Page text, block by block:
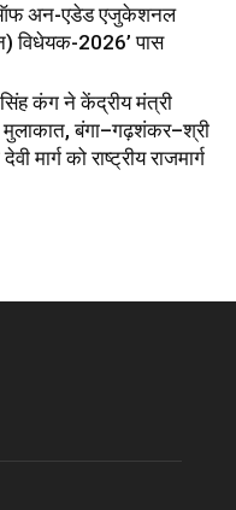
अन-एडेड एजुकेशनल
विधेयक-2026’ पास
कंग ने केंद्रीय मंत्री
बंगा–गढ़शंकर–श्री
मार्ग को राष्ट्रीय राजमार्ग